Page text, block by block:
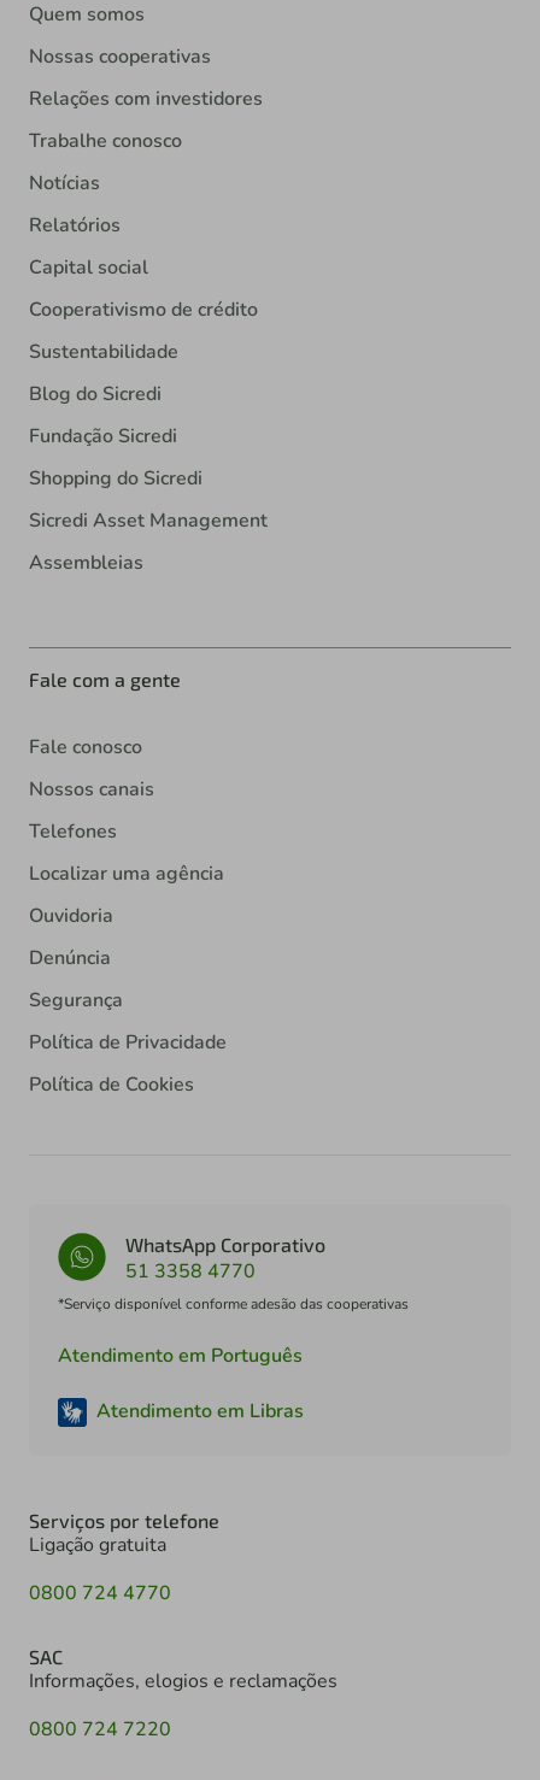
Quem somos
Nossas cooperativas
Relações com investidores
Trabalhe conosco
Notícias
Relatórios
Capital social
Cooperativismo de crédito
Sustentabilidade
Blog do Sicredi
Fundação Sicredi
Shopping do Sicredi
Sicredi Asset Management
Assembleias
Fale com a gente
Fale conosco
Nossos canais
Telefones
Localizar uma agência
Ouvidoria
Denúncia
Segurança
Política de Privacidade
Política de Cookies
WhatsApp Corporativo
51 3358 4770
*Serviço disponível conforme adesão das cooperativas
Atendimento em Português
Atendimento em Libras
Serviços por telefone
Ligação gratuita
0800 724 4770
SAC
Informações, elogios e reclamações
0800 724 7220